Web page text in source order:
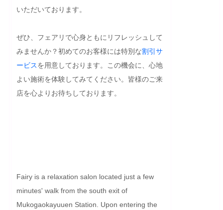
いただいております。
ぜひ、フェアリで心身ともにリフレッシュして
みませんか？初めてのお客様には特別な割引 サ
ービスを用意しております。この機会に、心地
よい施術を体験してみてください。皆様のご来
店を心よりお待ちしております。
Fairy is a relaxation salon located just a few
minutes' walk from the south exit of
Mukogaokayuuen Station. Upon entering the